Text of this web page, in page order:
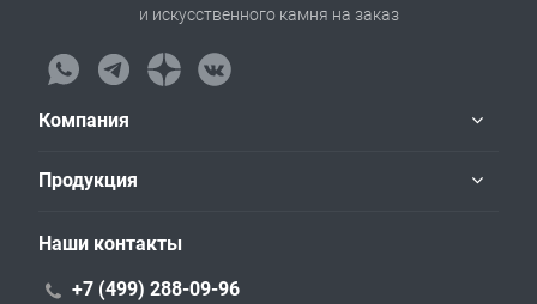
и искусственного камня на заказ
Компания
Продукция
Наши контакты
+7 (499) 288-09-96